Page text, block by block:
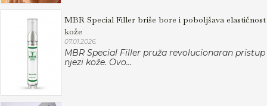
MBR Special Filler briše bore i poboljšava elastičnost
kože
07.01.2026.
MBR Special Filler pruža revolucionaran pristup
njezi kože. Ovo...